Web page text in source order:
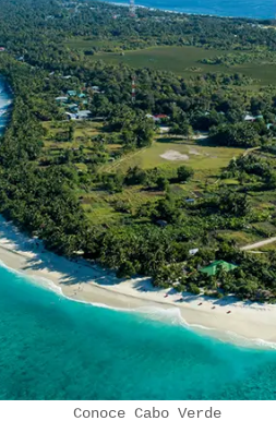
Conoce Cabo Verde